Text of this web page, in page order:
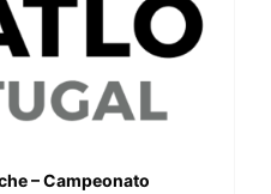
– Campeonato